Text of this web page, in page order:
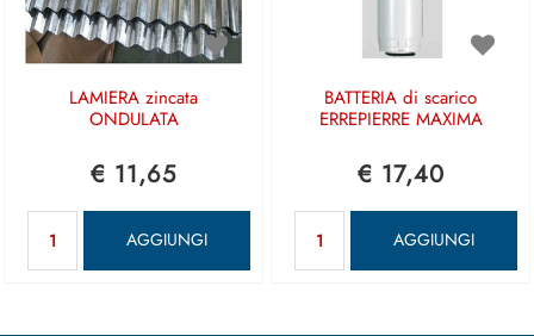
LAMIERA zincata
ONDULATA
€ 11,65
AGGIUNGI
BATTERIA di scarico
ERREPIERRE MAXIMA
€ 17,40
AGGIUNGI